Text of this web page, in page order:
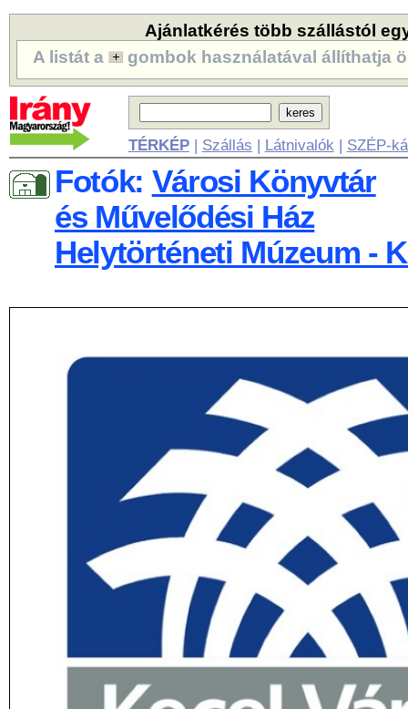
Ajánlatkérés több szállástól
A listát a
gombok használatával állíthatja
TÉRKÉP| Szállás | Látnivalók | SZÉP-
Fotók: Városi Könyvtár
és Művelődési Ház
Helytörténeti Múzeum -